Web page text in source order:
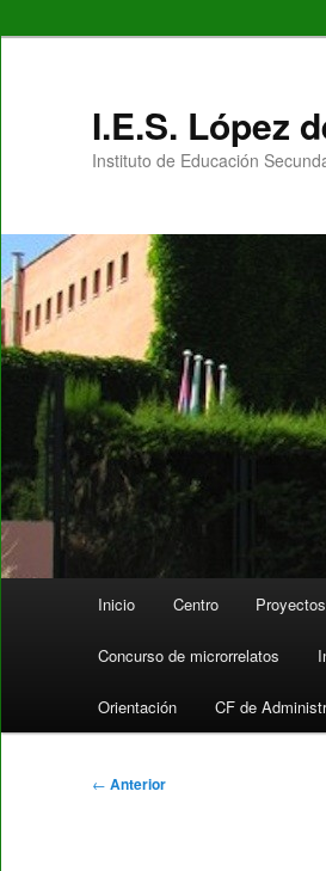
I.E.S. López
Instituto de Educación
Inicio Centro Proyectos
Concurso de microrrelatos
Orientación CF de
Navegación
← Anterior